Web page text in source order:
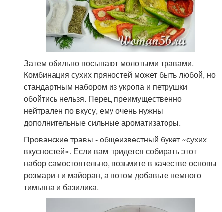
Затем обильно посыпают молотыми травами.
Комбинация сухих пряностей может быть любой, но
стандартным набором из укропа и петрушки
обойтись нельзя. Перец преимущественно
нейтрален по вкусу, ему очень нужны
дополнительные сильные ароматизаторы.
Прованские травы - общеизвестный букет «сухих
вкусностей». Если вам придется собирать этот
набор самостоятельно, возьмите в качестве основы
розмарин и майоран, а потом добавьте немного
тимьяна и базилика.